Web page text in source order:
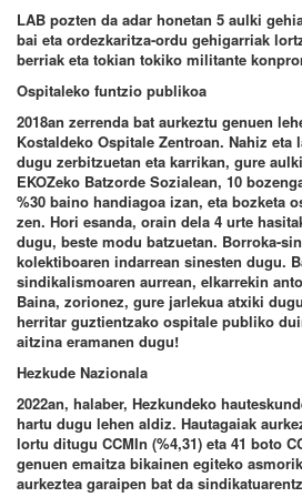
LAB pozten da adar honetan 5 aulki
bai eta ordezkaritza-ordu gehigarriak
berriak eta tokian tokiko militante
Ospitaleko funtzio publikoa
2018an zerrenda bat aurkeztu genuen
Kostaldeko Ospitale Zentroan. Nahiz eta
dugu zerbitzuetan eta karrikan, gure
EKOZeko Batzorde Sozialean, 10
%30 baino handiagoa izan, eta bozketa
zen. Hori esanda, orain dela 4 urte
dugu, beste modu batzuetan. Borroka-
kolektiboaren indarrean sinesten dugu.
sindikalismoaren aurrean, elkarrekin
Baina, zorionez, gure jarlekua atxiki
herritar guztientzako ospitale publiko
aitzina eramanen dugu!
Hezkude Nazionala
2022an, halaber, Hezkundeko
hartu dugu lehen aldiz. Hautagaiak
lortu ditugu CCMIn (%4,31) eta 41 boto
genuen emaitza bikainen egiteko
aurkeztea garaipen bat da